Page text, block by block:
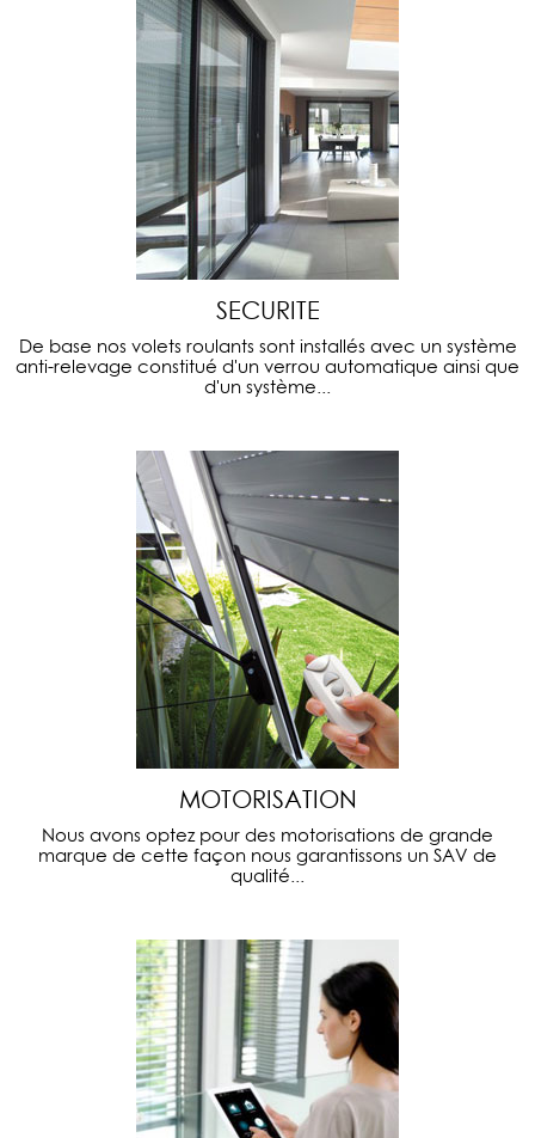
SECURITE
De base nos volets roulants sont installés avec un système
anti-relevage constitué d'un verrou automatique ainsi que
d'un système...
MOTORISATION
Nous avons optez pour des motorisations de grande
marque de cette façon nous garantissons un SAV de
qualité...